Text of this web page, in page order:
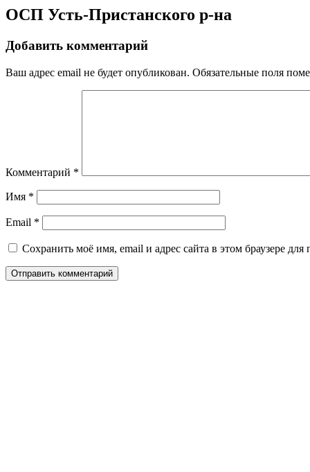
ОСП Усть-Пристанского р-на
Добавить комментарий
Ваш адрес email не будет опубликован. Обязательные поля
Комментарий *
Имя *
Email *
Сохранить моё имя, email и адрес сайта в этом браузере